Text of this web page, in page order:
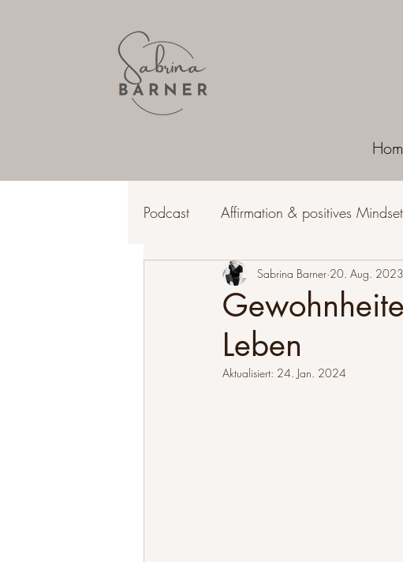
Podcast Affirmation & positives Mindset
Lebensfreude & Erfüllung
Wohlbefinden & Gesundheit
Leben
Sabrina Barner 20. Aug. 2023
Aktualisiert: 24. Jan. 2024